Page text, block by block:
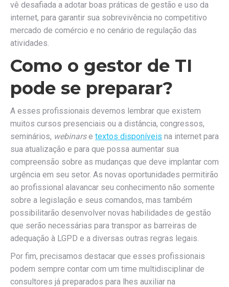
vê desafiada a adotar boas práticas de gestão e uso da
internet, para garantir sua sobrevivência no competitivo
mercado de comércio e no cenário de regulação das
atividades.
Como o gestor de TI
pode se preparar?
A esses profissionais devemos lembrar que existem
muitos cursos presenciais ou a distância, congressos,
seminários, webinarse textos disponíveis na internet para
sua atualização e para que possa aumentar sua
compreensão sobre as mudanças que deve implantar com
urgência em seu setor. As novas oportunidades permitirão
ao profissional alavancar seu conhecimento não somente
sobre a legislação e seus comandos, mas também
possibilitarão desenvolver novas habilidades de gestão
que serão necessárias para transpor as barreiras de
adequação à LGPD e a diversas outras regras legais.
Por fim, precisamos destacar que esses profissionais
podem sempre contar com um time multidisciplinar de
consultores já preparados para lhes auxiliar na